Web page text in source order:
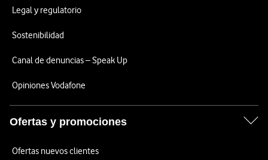
Legal y regulatorio
Sostenibilidad
Canal de denuncias – Speak Up
Opiniones Vodafone
Ofertas y promociones
Ofertas nuevos clientes